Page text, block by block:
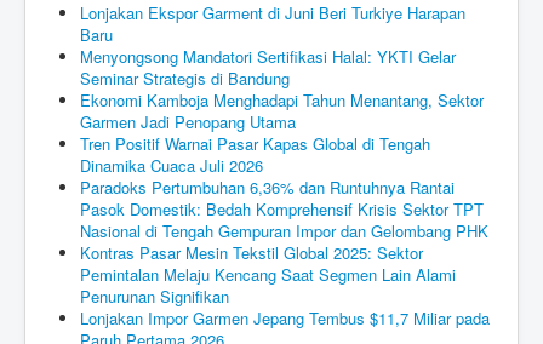
Lonjakan Ekspor Garment di Juni Beri Turkiye Harapan
Baru
Menyongsong Mandatori Sertifikasi Halal: YKTI Gelar
Seminar Strategis di Bandung
Ekonomi Kamboja Menghadapi Tahun Menantang, Sektor
Garmen Jadi Penopang Utama
Tren Positif Warnai Pasar Kapas Global di Tengah
Dinamika Cuaca Juli 2026
Paradoks Pertumbuhan 6,36% dan Runtuhnya Rantai
Pasok Domestik: Bedah Komprehensif Krisis Sektor TPT
Nasional di Tengah Gempuran Impor dan Gelombang PHK
Kontras Pasar Mesin Tekstil Global 2025: Sektor
Pemintalan Melaju Kencang Saat Segmen Lain Alami
Penurunan Signifikan
Lonjakan Impor Garmen Jepang Tembus $11,7 Miliar pada